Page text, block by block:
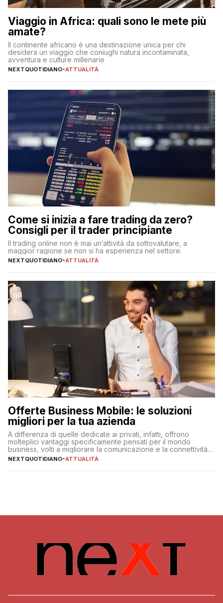
Viaggio in Africa: quali sono le mete più
amate?
Il continente africano è una destinazione unica per chi
desidera un viaggio che coniughi natura incontaminata,
avventura e culture millenarie
NEXTQUOTIDIANO-ATTUALITÀ
Come si inizia a fare trading da zero?
Consigli per il trader principiante
Il trading online non è mai un’attività da sottovalutare, a
maggior ragione se non si ha esperienza nel settore.
NEXTQUOTIDIANO-ATTUALITÀ
Offerte Business Mobile: le soluzioni
migliori per la tua azienda
A differenza di quelle dedicate ai privati, infatti, offrono
molteplici vantaggi specificamente pensati per il mondo
business, volti a migliorare la comunicazione e la connettività
degli utenti
NEXTQUOTIDIANO-ATTUALITÀ